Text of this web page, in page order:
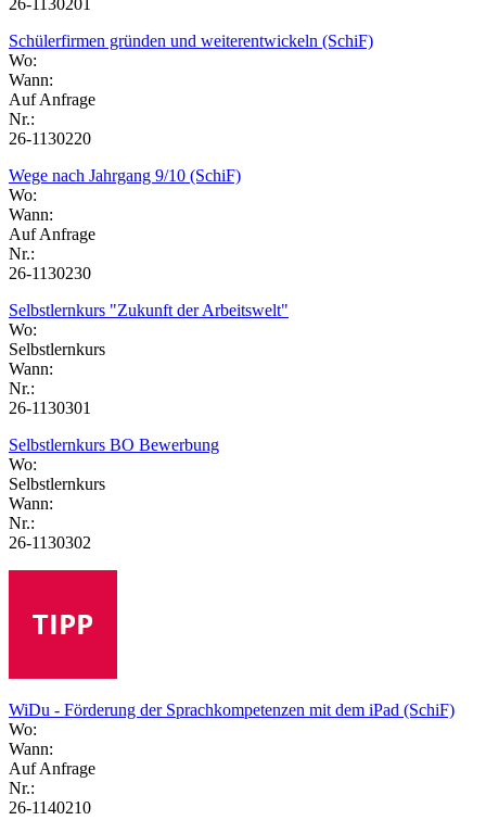
Schülerfirmen gründen und weiterentwickeln (SchiF)
Wo:
Wann:
Auf Anfrage
Nr.:
26-1130220
Wege nach Jahrgang 9/10 (SchiF)
Wo:
Wann:
Auf Anfrage
Nr.:
26-1130230
Selbstlernkurs "Zukunft der Arbeitswelt"
Wo:
Selbstlernkurs
Wann:
Nr.:
26-1130301
Selbstlernkurs BO Bewerbung
Wo:
Selbstlernkurs
Wann:
Nr.:
26-1130302
WiDu - Förderung der Sprachkompetenzen mit dem iPad (SchiF)
Wo:
Wann:
Auf Anfrage
Nr.:
26-1140210